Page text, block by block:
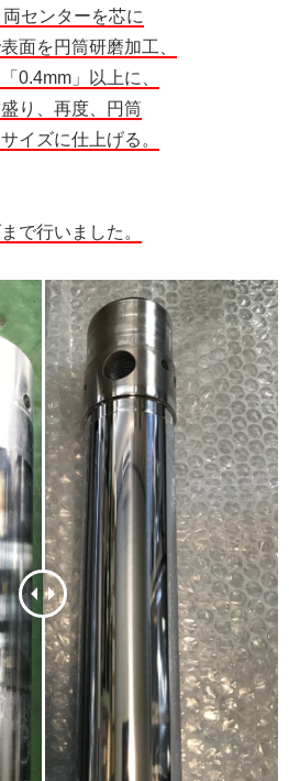
センターを芯に
面を円筒研磨加工、
0.4mm」以上に、
り、再度、円筒
イズに仕上げる。
で行いました。